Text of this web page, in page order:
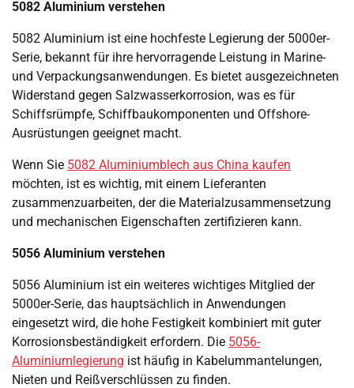
5082 Aluminium verstehen
5082 Aluminium ist eine hochfeste Legierung der 5000er-
Serie, bekannt für ihre hervorragende Leistung in Marine-
und Verpackungsanwendungen. Es bietet ausgezeichneten
Widerstand gegen Salzwasserkorrosion, was es für
Schiffsrümpfe, Schiffbaukomponenten und Offshore-
Ausrüstungen geeignet macht.
Wenn Sie 5082 Aluminiumblech aus China kaufen
möchten, ist es wichtig, mit einem Lieferanten
zusammenzuarbeiten, der die Materialzusammensetzung
und mechanischen Eigenschaften zertifizieren kann.
5056 Aluminium verstehen
5056 Aluminium ist ein weiteres wichtiges Mitglied der
5000er-Serie, das hauptsächlich in Anwendungen
eingesetzt wird, die hohe Festigkeit kombiniert mit guter
Korrosionsbeständigkeit erfordern. Die 5056-
Aluminiumlegierung ist häufig in Kabelummantelungen,
Nieten und Reißverschlüssen zu finden.